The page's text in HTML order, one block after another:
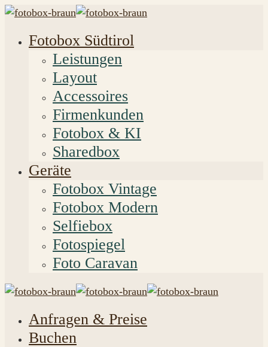
Fotobox Südtirol
Leistungen
Layout
Accessoires
Firmenkunden
Fotobox & KI
Sharedbox
Geräte
Fotobox Vintage
Fotobox Modern
Selfiebox
Fotospiegel
Foto Caravan
Anfragen & Preise
Buchen